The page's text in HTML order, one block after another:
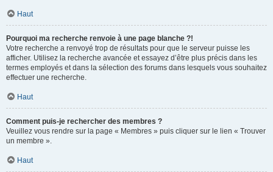
Haut
Pourquoi ma recherche renvoie à une page blanche ?!
Votre recherche a renvoyé trop de résultats pour que le serveur puisse les
afficher. Utilisez la recherche avancée et essayez d’être plus précis dans les
termes employés et dans la sélection des forums dans lesquels vous souhaitez
effectuer une recherche.
Haut
Comment puis-je rechercher des membres ?
Veuillez vous rendre sur la page « Membres » puis cliquer sur le lien « Trouver
un membre ».
Haut